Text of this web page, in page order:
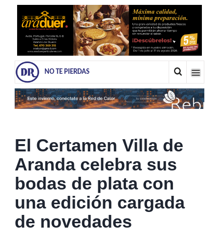
NO TE PIERDAS
El Certamen Villa de
Aranda celebra sus
bodas de plata con
una edición cargada
de novedades